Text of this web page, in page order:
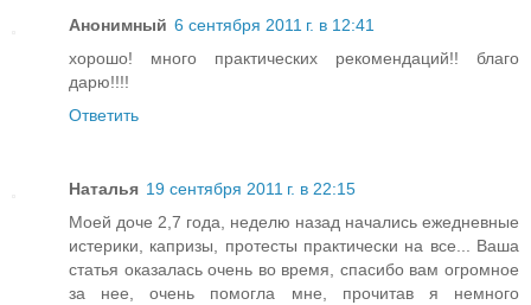
Анонимный 6 сентября 2011 г. в 12:41
хорошо! много практических рекомендаций!! благо
дарю!!!!
Ответить
Наталья 19 сентября 2011 г. в 22:15
Моей доче 2,7 года, неделю назад начались ежедневные
истерики, капризы, протесты практически на все... Ваша
статья оказалась очень во время, спасибо вам огромное
за нее, очень помогла мне, прочитав я немного